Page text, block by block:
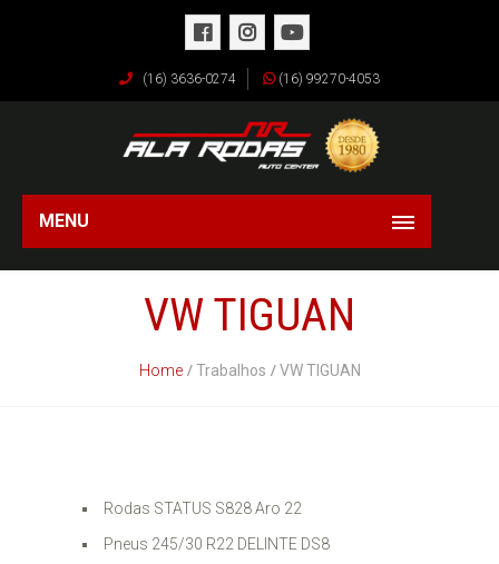
(16) 3636-0274 (16) 99270-4053
MENU
VW TIGUAN
Home Trabalhos VW TIGUAN
Rodas STATUS S828 Aro 22
Pneus 245/30 R22 DELINTE DS8